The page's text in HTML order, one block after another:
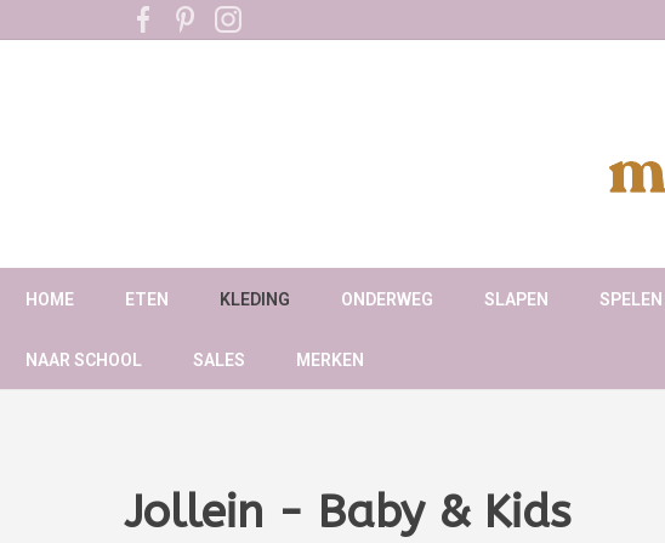
HOME ETEN KLEDING ONDERWEG SLAPEN SPELEN
NAAR SCHOOL SALES MERKEN
Jollein - Baby & Kids